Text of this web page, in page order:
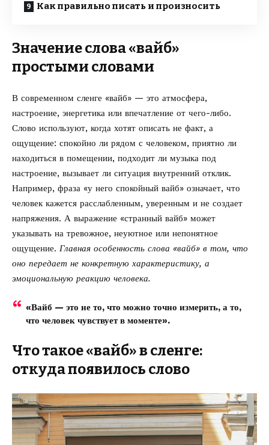
Как правильно писать и произносить
Значение слова «вайб»
простыми словами
В современном сленге «вайб» — это атмосфера,
настроение, энергетика или впечатление от чего-либо.
Слово используют, когда хотят описать не факт, а
ощущение: спокойно ли рядом с человеком, приятно ли
находиться в помещении, подходит ли музыка под
настроение, вызывает ли ситуация внутренний отклик.
Например, фраза «у него спокойный вайб» означает, что
человек кажется расслабленным, уверенным и не создает
напряжения. А выражение «странный вайб» может
указывать на тревожное, неуютное или непонятное
ощущение. Главная особенность слова «вайб» в том, что
оно передает не конкретную характеристику, а
эмоциональную реакцию человека.
«Вайб — это не то, что можно точно измерить, а то,
что человек чувствует в моменте».
Что такое «вайб» в сленге:
откуда появилось слово